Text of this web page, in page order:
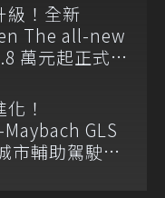
級！全新
The all-new
萬元起正式上
！
GLS
市輔助駕駛首